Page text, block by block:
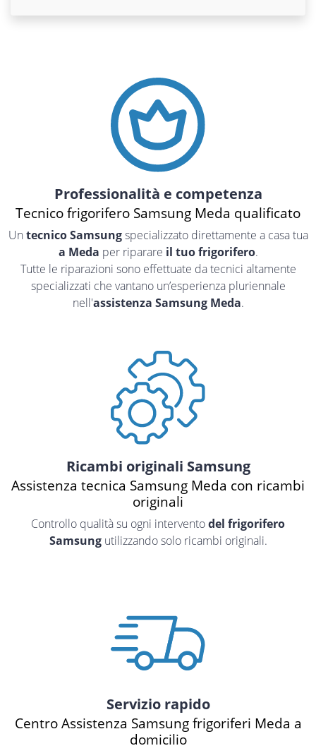
Professionalità e competenza
Tecnico frigorifero Samsung Meda qualificato
Un tecnico Samsungspecializzato direttamente a casa tua
a Meda per riparare il tuo frigorifero.
Tutte le riparazioni sono effettuate da tecnici altamente
specializzati che vantano un’esperienza pluriennale
nell'assistenza Samsung Meda.
Ricambi originali Samsung
Assistenza tecnica Samsung Meda con ricambi
originali
Controllo qualità su ogni interventodel frigorifero
Samsungutilizzando solo ricambi originali.
Servizio rapido
Centro Assistenza Samsung frigoriferi Meda a
domicilio